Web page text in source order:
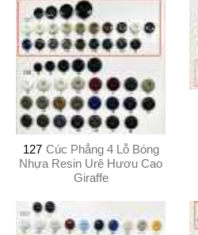
127 Cúc Phẳng 4 Lỗ Bóng
Nhựa Resin Urê Hươu Cao
Giraffe